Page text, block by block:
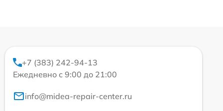
+7 (383) 242-94-13
Ежедневно с 9:00 до 21:00
info@midea-repair-center.ru